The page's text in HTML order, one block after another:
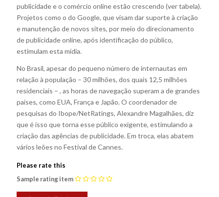
publicidade e o comércio online estão crescendo (ver tabela).
Projetos como o do Google, que visam dar suporte à criação
e manutenção de novos sites, por meio do direcionamento
de publicidade online, após identificação do público,
estimulam esta mídia.
No Brasil, apesar do pequeno número de internautas em
relação à população – 30 milhões, dos quais 12,5 milhões
residenciais – , as horas de navegação superam a de grandes
países, como EUA, França e Japão. O coordenador de
pesquisas do Ibope/NetRatings, Alexandre Magalhães, diz
que é isso que torna esse público exigente, estimulando a
criação das agências de publicidade. Em troca, elas abatem
vários leões no Festival de Cannes.
Please rate this
Sample rating item